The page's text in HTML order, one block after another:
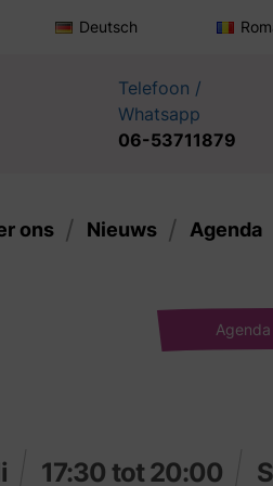
Deutsch
Telefoon /
Whatsapp
06-53711879
ons Nieuws Agenda
Agenda
17:30 tot 20:00